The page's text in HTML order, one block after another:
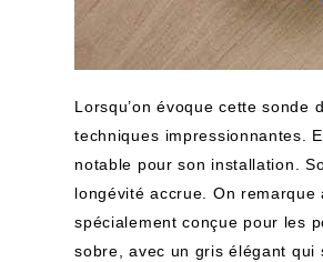
Lorsqu’on évoque cette
techniques ⁣impressionnantes.
notable pour son​ installation.‌
longévité ​accrue. On
spécialement conçue ‌pour les
sobre, avec un gris élégant qui